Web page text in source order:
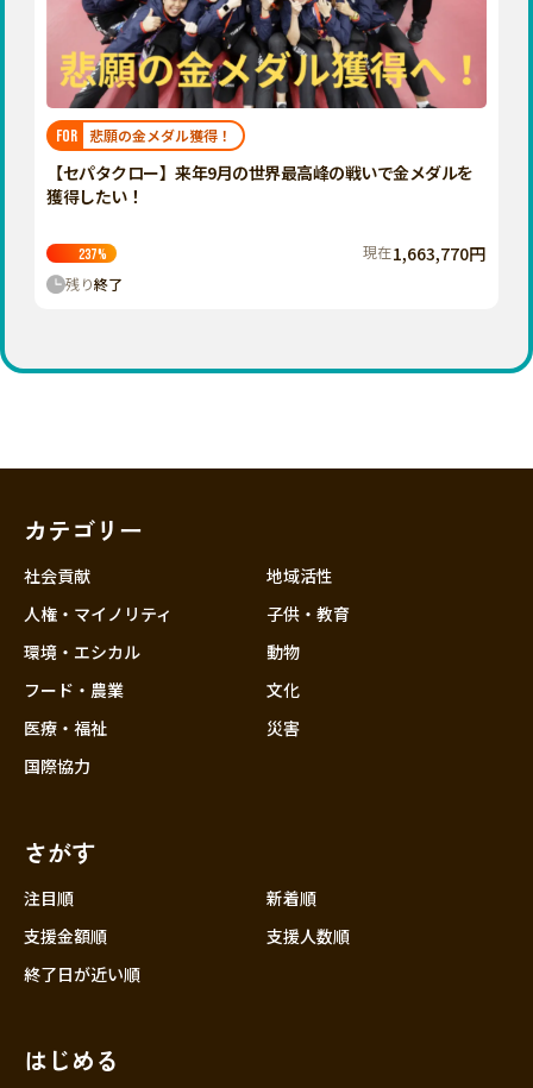
高知
佐賀
熊本
鹿児島
FOR 悲願の金メダル獲得！
【セパタクロー】来年9月の世界最高峰の戦いで金メダルを
獲得したい！
237% 現在1,663,770円
残り終了
カテゴリー
社会貢献
人権・マイノリティ
環境・エシカル
フード・農業
医療・福祉
国際協力
地域活性
子供・教育
動物
文化
災害
さがす
注目順
新着順
支援金額順
支援人数順
終了日が近い順
はじめる